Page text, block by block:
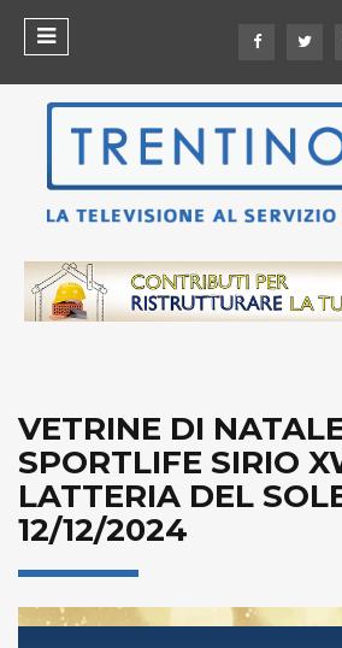
VETRINE DI
SPORTLIFE SIRIO
LATTERIA DEL
12/12/2024